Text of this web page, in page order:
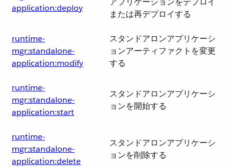
application:deploy
または再デプロイする
runtime-
mgr:standalone-
application:modify
スタンドアロンアプリケーシ
ョンアーティファクトを変更
する
runtime-
mgr:standalone-
application:start
スタンドアロンアプリケーシ
ョンを開始する
runtime-
mgr:standalone-
application:delete
スタンドアロンアプリケーシ
ョンを削除する